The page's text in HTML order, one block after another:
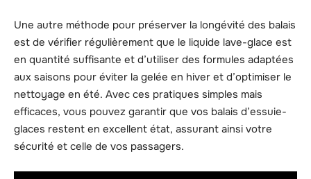
Une autre méthode pour préserver la longévité des balais
est de vérifier régulièrement que le liquide lave-glace est
en quantité suffisante et d’utiliser des formules adaptées
aux saisons pour éviter la gelée en hiver et d’optimiser le
nettoyage en été. Avec ces pratiques simples mais
efficaces, vous pouvez garantir que vos balais d’essuie-
glaces restent en excellent état, assurant ainsi votre
sécurité et celle de vos passagers.